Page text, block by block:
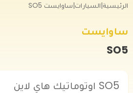
الرئيسية|السيارات|ساوايست SO5
ساوايست
SO5
SO5 اوتوماتيك هاي لاين